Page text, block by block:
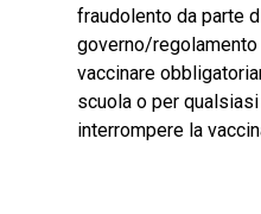
fraudolento da parte
governo/
vaccinare
scuola o per
interrompere la